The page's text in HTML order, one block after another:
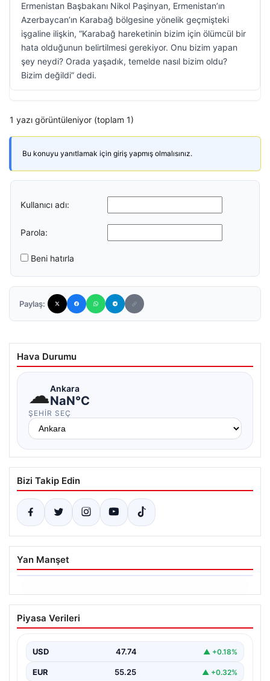
Ermenistan Başbakanı Nikol Paşinyan, Ermenistan’ın
Azerbaycan’ın Karabağ bölgesine yönelik geçmişteki
işgaline ilişkin, “Karabağ hareketinin bizim için ölümcül bir
hata olduğunun belirtilmesi gerekiyor. Onu bizim yapan
şey neydi? Orada yaşadık, temelde nasıl bizim oldu?
Bizim değildi” dedi.
1 yazı görüntüleniyor (toplam 1)
Bu konuyu yanıtlamak için giriş yapmış olmalısınız.
Kullanıcı adı:
Parola:
Beni hatırla
Paylaş:
Hava Durumu
☁Ankara
NaN°C
ŞEHIR SEÇ
Bizi Takip Edin
Yan Manşet
06.08.2026
Ertuğrul Özkök ifade verdi. “Aklımın
ucundan bile geçmez”
Piyasa Verileri
USD 47.74 ▲ +0.18%
EUR 55.25 ▲ +0.32%